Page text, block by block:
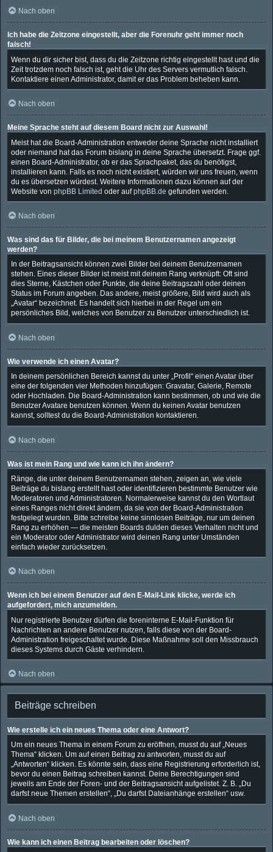
Nach oben
Ich habe die Zeitzone eingestellt, aber die Forenuhr geht immer noch
falsch!
Wenn du dir sicher bist, dass du die Zeitzone richtig eingestellt hast und die
Zeit trotzdem noch falsch ist, geht die Uhr des Servers vermutlich falsch.
Kontaktiere einen Administrator, damit er das Problem beheben kann.
Nach oben
Meine Sprache steht auf diesem Board nicht zur Auswahl!
Meist hat die Board-Administration entweder deine Sprache nicht installiert
oder niemand hat das Forum bislang in deine Sprache übersetzt. Frage ggf.
einen Board-Administrator, ob er das Sprachpaket, das du benötigst,
installieren kann. Falls es noch nicht existiert, würden wir uns freuen, wenn
du es übersetzen würdest. Weitere Informationen dazu können auf der
Website von phpBB Limited oder aufphpBB.de gefunden werden.
Nach oben
Was sind das für Bilder, die bei meinem Benutzernamen angezeigt
werden?
In der Beitragsansicht können zwei Bilder bei deinem Benutzernamen
stehen. Eines dieser Bilder ist meist mit deinem Rang verknüpft: Oft sind
dies Sterne, Kästchen oder Punkte, die deine Beitragszahl oder deinen
Status im Forum angeben. Das andere, meist größere, Bild wird auch als
„Avatar“ bezeichnet. Es handelt sich hierbei in der Regel um ein
persönliches Bild, welches von Benutzer zu Benutzer unterschiedlich ist.
Nach oben
Wie verwende ich einen Avatar?
In deinem persönlichen Bereich kannst du unter „Profil“ einen Avatar über
eine der folgenden vier Methoden hinzufügen: Gravatar, Galerie, Remote
oder Hochladen. Die Board-Administration kann bestimmen, ob und wie die
Benutzer Avatare benutzen können. Wenn du keinen Avatar benutzen
kannst, solltest du die Board-Administration kontaktieren.
Nach oben
Was ist mein Rang und wie kann ich ihn ändern?
Ränge, die unter deinem Benutzernamen stehen, zeigen an, wie viele
Beiträge du bislang erstellt hast oder identifizieren bestimmte Benutzer wie
Moderatoren und Administratoren. Normalerweise kannst du den Wortlaut
eines Ranges nicht direkt ändern, da sie von der Board-Administration
festgelegt wurden. Bitte schreibe keine sinnlosen Beiträge, nur um deinen
Rang zu erhöhen — die meisten Boards dulden dieses Verhalten nicht und
ein Moderator oder Administrator wird deinen Rang unter Umständen
einfach wieder zurücksetzen.
Nach oben
Wenn ich bei einem Benutzer auf den E-Mail-Link klicke, werde ich
aufgefordert, mich anzumelden.
Nur registrierte Benutzer dürfen die foreninterne E-Mail-Funktion für
Nachrichten an andere Benutzer nutzen, falls diese von der Board-
Administration freigeschaltet wurde. Diese Maßnahme soll den Missbrauch
dieses Systems durch Gäste verhindern.
Nach oben
Beiträge schreiben
Wie erstelle ich ein neues Thema oder eine Antwort?
Um ein neues Thema in einem Forum zu eröffnen, musst du auf „Neues
Thema“ klicken. Um auf einen Beitrag zu antworten, musst du auf
„Antworten“ klicken. Es könnte sein, dass eine Registrierung erforderlich ist,
bevor du einen Beitrag schreiben kannst. Deine Berechtigungen sind
jeweils am Ende der Foren- und der Beitragsansicht aufgelistet. Z. B. „Du
darfst neue Themen erstellen“, „Du darfst Dateianhänge erstellen“ usw.
Nach oben
Wie kann ich einen Beitrag bearbeiten oder löschen?